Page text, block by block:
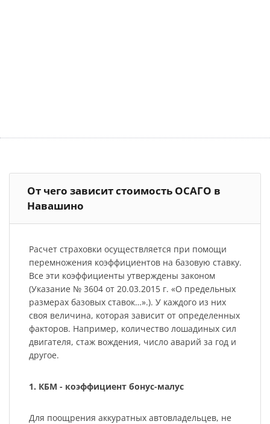
От чего зависит стоимость ОСАГО в
Навашино
Расчет страховки осуществляется при помощи
перемножения коэффициентов на базовую ставку.
Все эти коэффициенты утверждены законом
(Указание № 3604 от 20.03.2015 г. «О предельных
размерах базовых ставок…».). У каждого из них
своя величина, которая зависит от определенных
факторов. Например, количество лошадиных сил
двигателя, стаж вождения, число аварий за год и
другое.
1. КБМ - коэффициент бонус-малус
Для поощрения аккуратных автовладельцев, не